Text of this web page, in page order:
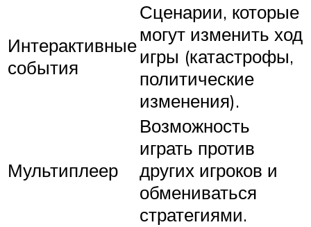
Интерактивные
события
Сценарии, которые
могут изменить ход
игры (катастрофы,
политические
изменения).
Мультиплеер
Возможность
играть против
других игроков и
обмениваться
стратегиями.